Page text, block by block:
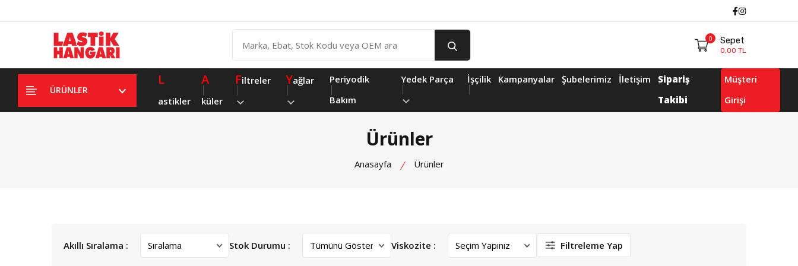
Facebook
Instagram
0 Sepet
0,00 TL
ÜRÜNLER
L
astikler
A
küler
Filtreler Yağlar
Periyodik
Bakım
Yedek Parça İşçilik Kampanyalar Şubelerimiz İletişim
Sipariş
Takibi
Müşteri
Girişi
Ürünler
Anasayfa Ürünler
Akıllı Sıralama : Stok Durumu : Viskozite : Filtreleme Yap